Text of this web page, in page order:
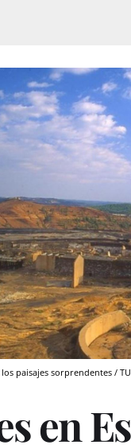
paisajes sorprendentes /
en